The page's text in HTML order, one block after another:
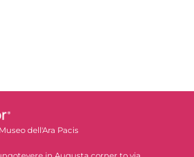
Museo dell'Ara Pacis